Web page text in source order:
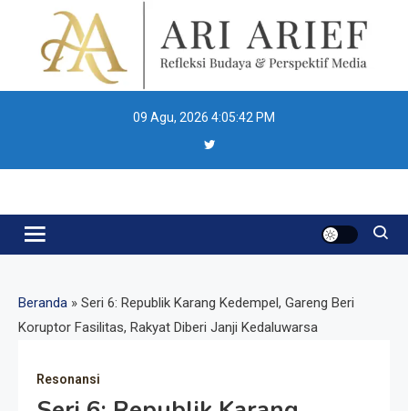
content
09 Agu, 2026 4:05:43 PM
Ari Arief
Beranda » Seri 6: Republik Karang Kedempel, Gareng Beri
Koruptor Fasilitas, Rakyat Diberi Janji Kedaluwarsa
Resonansi